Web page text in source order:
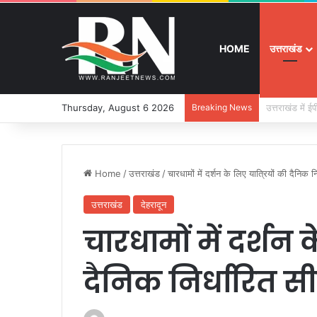
HOME उत्तराखंड
Thursday, August 6 2026 Breaking News बुजुर्ग-
Home /उत्तराखंड /चारधामों में दर्शन के लिए यात्रियों की दैनिक
उत्तराखंड देहरादून
चारधामों में दर्शन
दैनिक निर्धारित